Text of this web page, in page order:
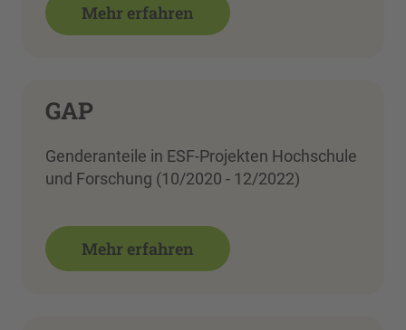
Mehr erfahren
GAP
Genderanteile in ESF-Projekten Hochschule
und Forschung (10/2020 - 12/2022)
Mehr erfahren